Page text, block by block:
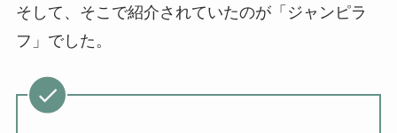
そして、そこで紹介されていたのが「ジャンピラ
フ」でした。